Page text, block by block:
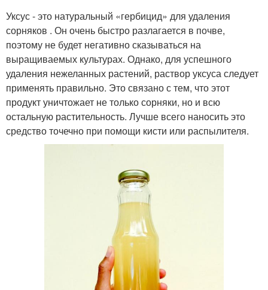
Уксус - это натуральный «гербицид» для удаления
сорняков . Он очень быстро разлагается в почве,
поэтому не будет негативно сказываться на
выращиваемых культурах. Однако, для успешного
удаления нежеланных растений, раствор уксуса следует
применять правильно. Это связано с тем, что этот
продукт уничтожает не только сорняки, но и всю
остальную растительность. Лучше всего наносить это
средство точечно при помощи кисти или распылителя.